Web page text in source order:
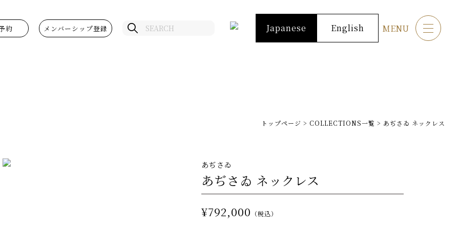
約 メンバーシップ登録 Japanese English MENU
トップページ > COLLECTIONS一覧 > あぢさゐ ネックレス
あぢさゐ
あぢさゐ ネックレス
¥792,000 （税込）